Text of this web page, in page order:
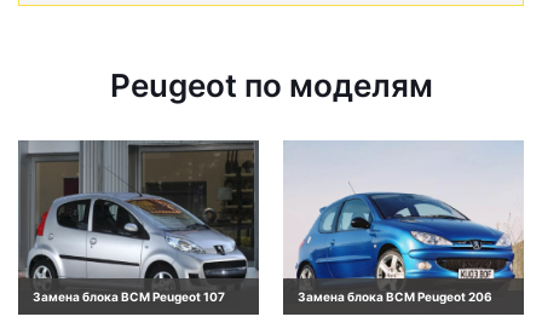
Peugeot по моделям
Замена блока BCM Peugeot 107 Замена блока BCM Peugeot 206